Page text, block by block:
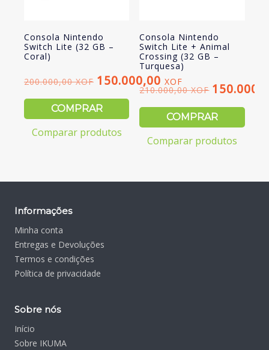
Consola Nintendo
Switch Lite (32 GB –
Coral)
200.000,00XOF
O
preço
original
era:
150.000,00 XOF
O
preço
atual
é:
COMPRAR
Comparar produtos
Consola Nintendo
Switch Lite + Animal
Crossing (32 GB –
Turquesa)
210.000,00XOF
O
preço
original
era:
O
preço
atual
é:
COMPRAR
Comparar produtos
Informações
Minha conta
Entregas e Devoluções
Termos e condições
Política de privacidade
Sobre nós
Início
Sobre IKUMA